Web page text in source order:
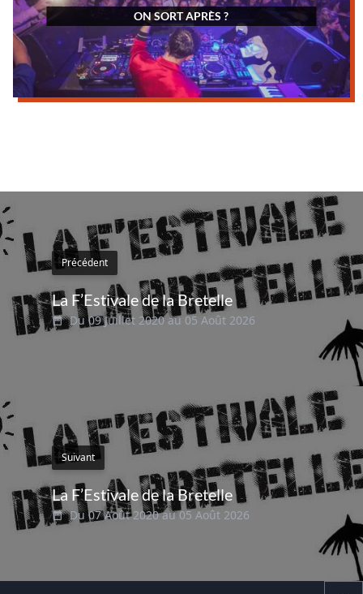
ON SORT APRÈS ?
Précédent
La F’Estivale de la Bretelle
Du 09 Juillet 2020 au 05 Août 2026
Suivant
La F’Estivale de la Bretelle
Du 07 Août 2020 au 05 Août 2026